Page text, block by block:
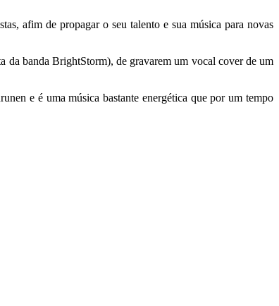
afim de propagar o seu talento e sua música para novas
da banda BrightStorm), de gravarem um vocal cover de um
e é uma música bastante energética que por um tempo